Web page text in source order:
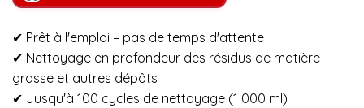
✔ Prêt à l'emploi – pas de temps d'attente
✔ Nettoyage en profondeur des résidus de matière
grasse et autres dépôts
✔ Jusqu'à 100 cycles de nettoyage (1 000 ml)